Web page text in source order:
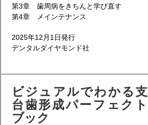
第3章 歯周病をきちんと学び直す
第4章 メインテナンス
2025年12月1日発行
デンタルダイヤモンド社
ビジュアルでわかる支
台歯形成パーフェクト
ブック